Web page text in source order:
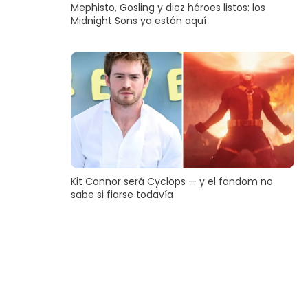
Mephisto, Gosling y diez héroes listos: los
Midnight Sons ya están aquí
Kit Connor será Cyclops — y el fandom no
sabe si fiarse todavía